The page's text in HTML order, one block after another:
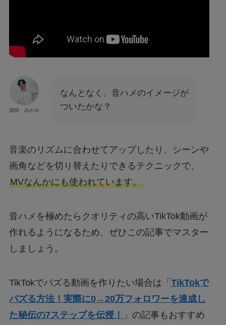
講師 みかみ
なんとなく、音ハメのイメージが
ついたかな？
音楽のリズムに合わせてアップしたり、シーンや
画角などを切り替えたりできるテクニックで、
MVなんかにも使われています。
音ハメを極めたらクオリティの高いTikTok動画が
作れるようになるため、ぜひこの記事でマスター
しましょう。
TikTokでバズる動画を作りたい場合は「 TikTokで
バズる方法！実際に0→20万フォロワーを達成し
た秘伝の7ステップを伝授！
」の記事もおすすめ